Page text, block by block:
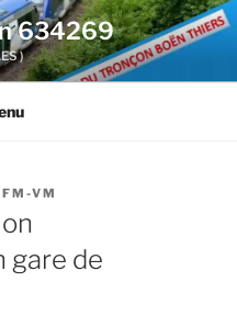
634269
)
VM
gare de